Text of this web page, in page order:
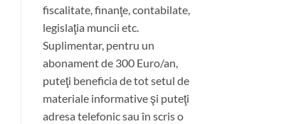
fiscalitate, finanţe, contabilate,
legislaţia muncii etc.
Suplimentar, pentru un
abonament de 300 Euro/an,
puteţi beneficia de tot setul de
materiale informative şi puteţi
adresa telefonic sau în scris o